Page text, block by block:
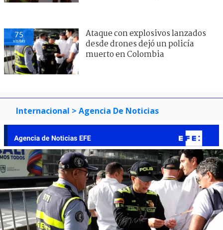
75
visitas
Ataque con explosivos lanzados
desde drones dejó un policía
muerto en Colombia
Internacional > Agencia De Noticias